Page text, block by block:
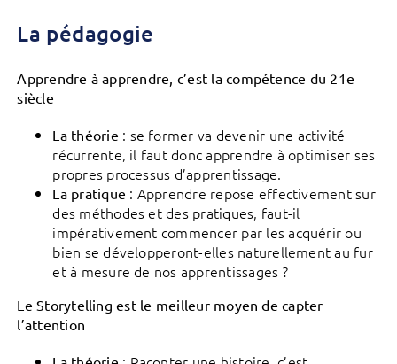
La pédagogie
Apprendre à apprendre, c’est la compétence du 21e
siècle
La théorie : se former va devenir une activité
récurrente, il faut donc apprendre à optimiser ses
propres processus d’apprentissage.
La pratique : Apprendre repose effectivement sur
des méthodes et des pratiques, faut-il
impérativement commencer par les acquérir ou
bien se développeront-elles naturellement au fur
et à mesure de nos apprentissages ?
Le Storytelling est le meilleur moyen de capter
l’attention